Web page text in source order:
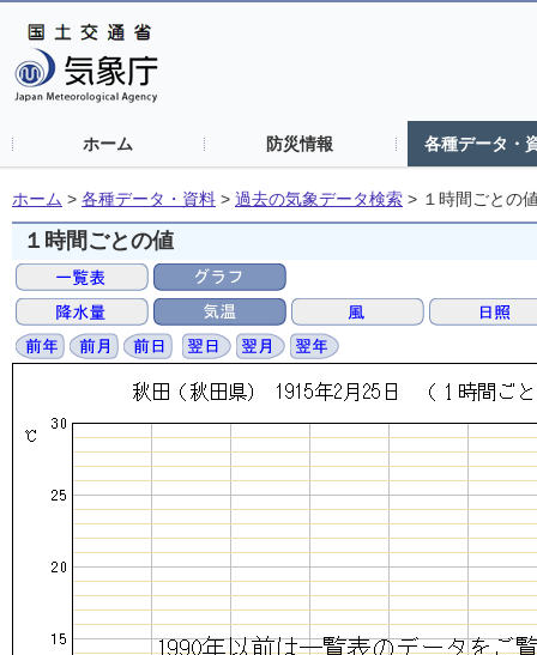
ホーム 防災情報 各種データ・
ホーム > 各種データ・資料 > 過去の気象データ検索 > １時間ごとの
１時間ごとの値